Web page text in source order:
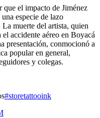
que el impacto de Jiménez
especie de lazo
muerte del artista, quien
accidente aéreo en Boyacá
presentación, conmocionó a
popular en general,
y colegas.
#storetattooink